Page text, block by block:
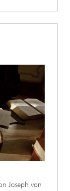
Joseph von